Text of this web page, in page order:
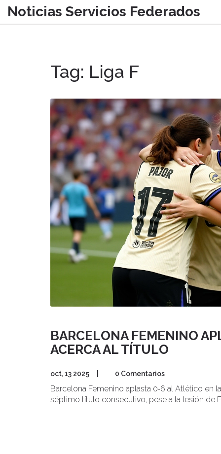
Noticias Servicios Federados
Tag: Liga F
BARCELONA FEMENINO
ACERCA AL TÍTULO
oct, 13 2025 0 Comentarios
Barcelona Femenino aplasta 0‑6 al Atlético en
séptimo título consecutivo, pese a la lesión de